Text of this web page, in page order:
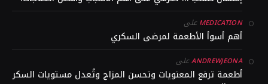
MEDICATIONعلى
أهم أسوأ الأطعمة لمرضى السكري
ANDREWJEONAعلى
أطعمة ترفع المعنويات وتحسن المزاج وتُعدل مستويات السكر